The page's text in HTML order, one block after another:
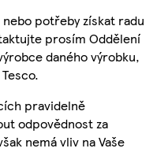
potřeby získat radu
prosím Oddělení
daného výrobku,
pravidelně
odpovědnost za
nemá vliv na Vaše